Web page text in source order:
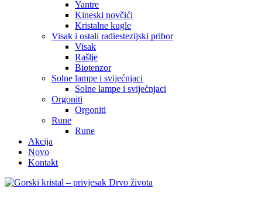
Yantre
Kineski novčići
Kristalne kugle
Visak i ostali radiestezijski pribor
Visak
Rašlje
Biotenzor
Solne lampe i svijećnjaci
Solne lampe i svijećnjaci
Orgoniti
Orgoniti
Rune
Rune
Akcija
Novo
Kontakt